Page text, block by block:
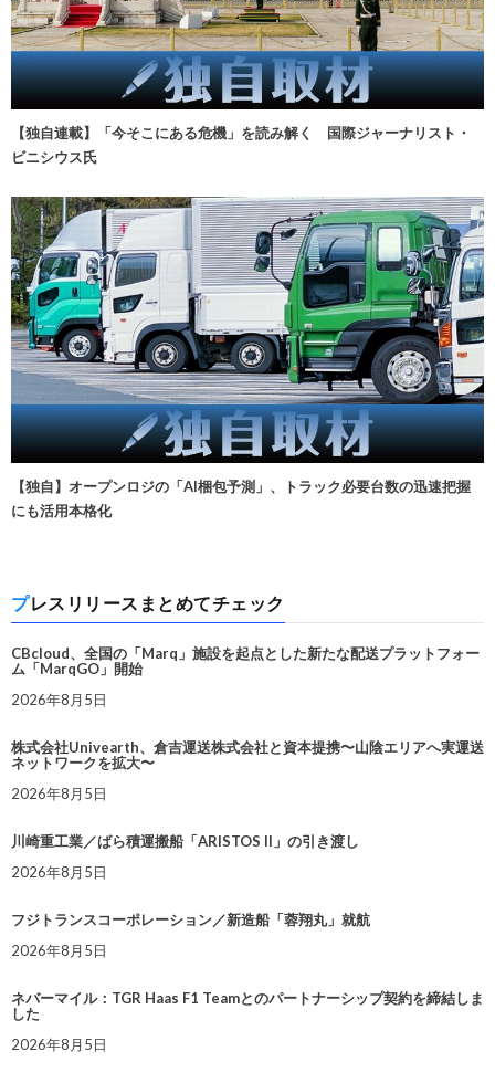
【独自連載】「今そこにある危機」を読み解く 国際ジャーナリスト・
ビニシウス氏
【独自】オープンロジの「AI梱包予測」、トラック必要台数の迅速把握
にも活用本格化
プレスリリースまとめてチェック
CBcloud、全国の「Marq」施設を起点とした新たな配送プラットフォー
ム「MarqGO」開始
2026年8月5日
株式会社Univearth、倉吉運送株式会社と資本提携〜山陰エリアへ実運送
ネットワークを拡大〜
2026年8月5日
川崎重工業／ばら積運搬船「ARISTOS II」の引き渡し
2026年8月5日
フジトランスコーポレーション／新造船「蓉翔丸」就航
2026年8月5日
ネバーマイル：TGR Haas F1 Teamとのパートナーシップ契約を締結しま
した
2026年8月5日